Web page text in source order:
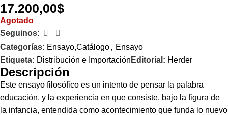
17.200,00$
Agotado
Seguinos:
Categorías: Ensayo,Catálogo, Ensayo
Etiqueta: Distribución e Importación Editorial: Herder
Descripción
Este ensayo filosófico es un intento de pensar la palabra
educación, y la experiencia en que consiste, bajo la figura de
la infancia, entendida como acontecimiento que funda lo nuevo